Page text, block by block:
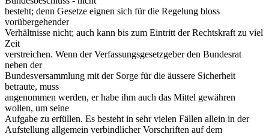
besteht; denn Gesetze eignen sich für die Regelung bloss
vorübergehender
Verhältnisse nicht; auch kann bis zum Eintritt der Rechtskraft zu viel
Zeit
verstreichen. Wenn der Verfassungsgesetzgeber den Bundesrat
neben der
Bundesversammlung mit der Sorge für die äussere Sicherheit
betraute, muss
angenommen werden, er habe ihm auch das Mittel gewähren
wollen, um seine
Aufgabe zu erfüllen. Es besteht in sehr vielen Fällen allein in der
Aufstellung allgemein verbindlicher Vorschriften auf dem